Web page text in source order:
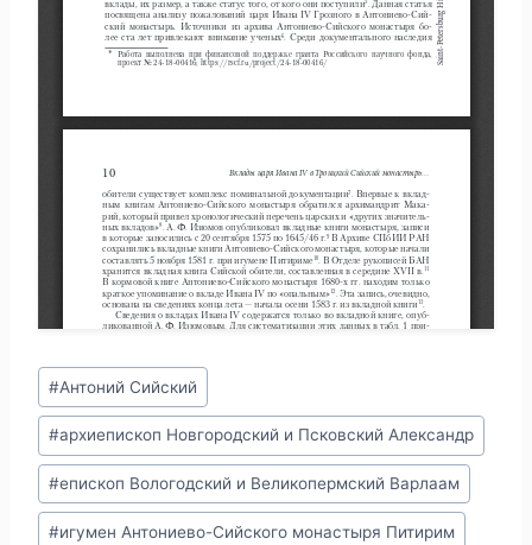
Метки
записи:
#Антоний Сийский
#архиепископ Новгородский и Псковский Александр
#епископ Вологодский и Великопермский Варлаам
#игумен Антониево-Сийского монастыря Питирим